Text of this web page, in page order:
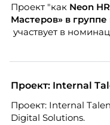
Проект "как Neon
Мастеров» в
участвует в
Проект: Internal
Проект: Internal
Digital Solutions.